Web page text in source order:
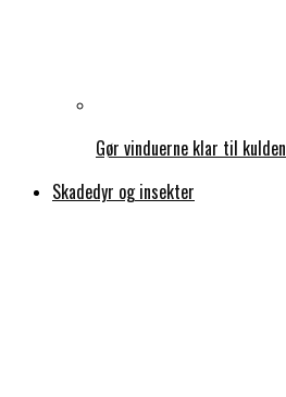
Gør vinduerne klar til kulden
Skadedyr og insekter